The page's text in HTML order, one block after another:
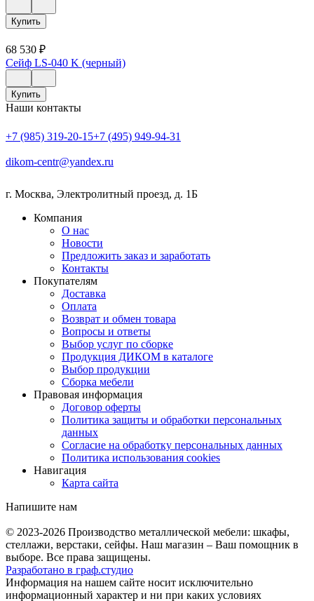
Купить
68 530 ₽
Сейф LS-040 K (черный)
Купить
Наши контакты
+7 (985) 319-20-15+7 (495) 949-94-31
dikom-centr@yandex.ru
г. Москва, Электролитный проезд, д. 1Б
Компания
О нас
Новости
Предложить заказ и заработать
Контакты
Покупателям
Доставка
Оплата
Возврат и обмен товара
Вопросы и ответы
Выбор услуг по сборке
Продукция ДИКОМ в каталоге
Выбор продукции
Сборка мебели
Правовая информация
Договор оферты
Политика защиты и обработки персональных
данных
Согласие на обработку персональных данных
Политика использования cookies
Навигация
Карта сайта
Напишите нам
© 2023-2026 Производство металлической мебели: шкафы,
стеллажи, верстаки, сейфы. Наш магазин – Ваш помощник в
выборе. Все права защищены.
Разработано в граф.студио
Информация на нашем сайте носит исключительно
информационный характер и ни при каких условиях